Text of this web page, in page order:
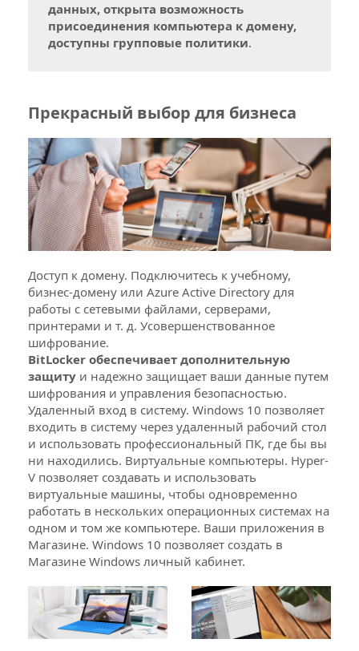
Выберите способ доставки
5
курьером на указанный Вами адрес, после
подтверждения заказа
данных, открыта возможность
присоединения компьютера к домену,
доступны групповые политики.
Прекрасный выбор для бизнеса
Доступ к домену. Подключитесь к учебному,
бизнес-домену или Azure Active Directory для
работы с сетевыми файлами, серверами,
принтерами и т. д. Усовершенствованное
шифрование.
BitLocker обеспечивает дополнительную
защиту и надежно защищает ваши данные путем
шифрования и управления безопасностью.
Удаленный вход в систему. Windows 10 позволяет
входить в систему через удаленный рабочий стол
и использовать профессиональный ПК, где бы вы
ни находились. Виртуальные компьютеры. Hyper-
V позволяет создавать и использовать
виртуальные машины, чтобы одновременно
работать в нескольких операционных системах на
одном и том же компьютере. Ваши приложения в
Магазине. Windows 10 позволяет создать в
Магазине Windows личный кабинет.